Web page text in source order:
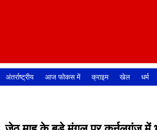
अंतर्राष्ट्रीय आज फोकस में क्राइम खेल धर्म